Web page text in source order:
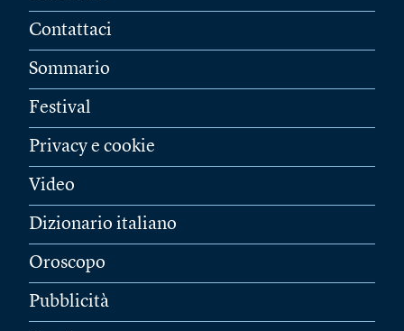
Contattaci
Sommario
Festival
Privacy e cookie
Video
Dizionario italiano
Oroscopo
Pubblicità